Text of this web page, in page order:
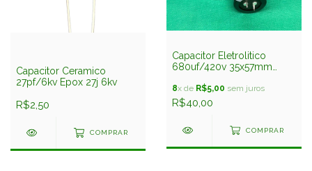
Capacitor Ceramico
27pf/6kv Epox 27j 6kv
R$2,50
COMPRAR
Capacitor Eletrolitico
680uf/420v 35x57mm
8x de R$5,00 sem juros
R$40,00
COMPRAR